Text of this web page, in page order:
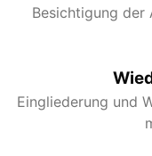
Besichtigung der
Eingliederung und